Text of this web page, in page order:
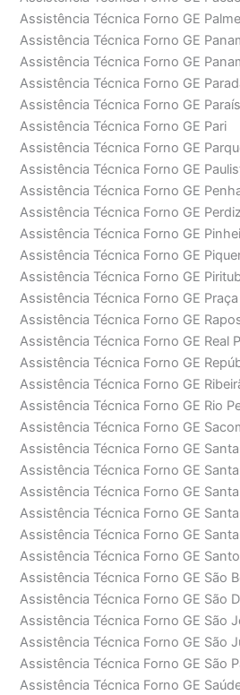
Assistência Técnica Forno GE
Assistência Técnica Forno GE
Assistência Técnica Forno GE
Assistência Técnica Forno GE
Assistência Técnica Forno GE
Assistência Técnica Forno GE Pari
Assistência Técnica Forno GE
Assistência Técnica Forno GE
Assistência Técnica Forno GE
Assistência Técnica Forno GE
Assistência Técnica Forno GE
Assistência Técnica Forno GE
Assistência Técnica Forno GE
Assistência Técnica Forno GE
Assistência Técnica Forno GE
Assistência Técnica Forno GE Real
Assistência Técnica Forno GE
Assistência Técnica Forno GE
Assistência Técnica Forno GE Rio
Assistência Técnica Forno GE
Assistência Técnica Forno GE
Assistência Técnica Forno GE
Assistência Técnica Forno GE
Assistência Técnica Forno GE
Assistência Técnica Forno GE
Assistência Técnica Forno GE
Assistência Técnica Forno GE São
Assistência Técnica Forno GE São
Assistência Técnica Forno GE São
Assistência Técnica Forno GE São
Assistência Técnica Forno GE São
Assistência Técnica Forno GE